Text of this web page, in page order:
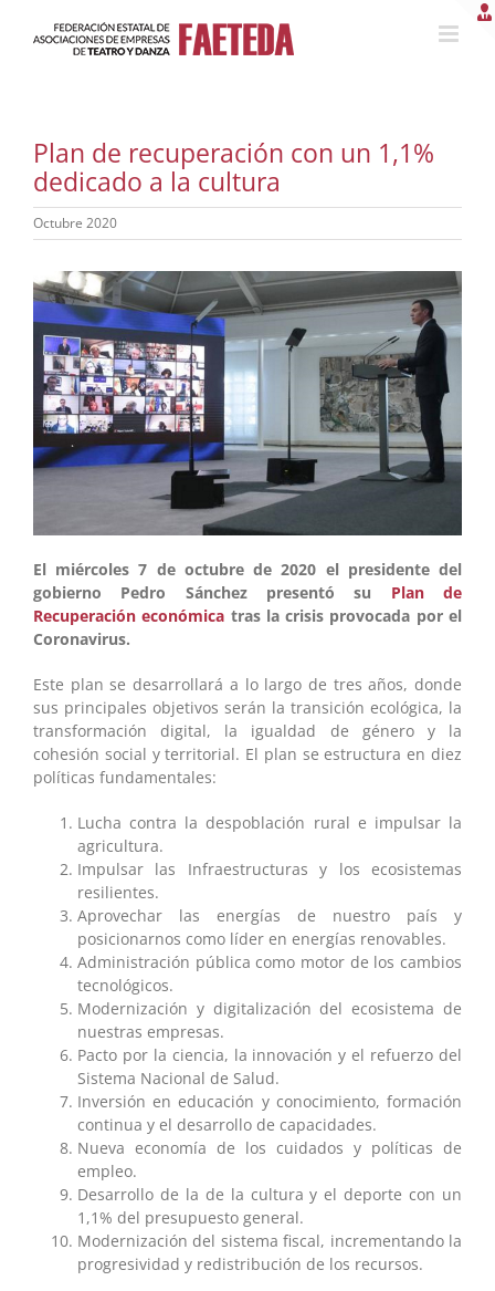
Plan de recuperación con un 1,1%
dedicado a la cultura
Octubre 2020
El miércoles 7 de octubre de 2020 el presidente del
gobierno Pedro Sánchez presentó su Plan de
Recuperación económica tras la crisis provocada por el
Coronavirus.
Este plan se desarrollará a lo largo de tres años, donde
sus principales objetivos serán la transición ecológica, la
transformación digital, la igualdad de género y la
cohesión social y territorial. El plan se estructura en diez
políticas fundamentales:
Lucha contra la despoblación rural e impulsar la
agricultura.
Impulsar las Infraestructuras y los ecosistemas
resilientes.
Aprovechar las energías de nuestro país y
posicionarnos como líder en energías renovables.
Administración pública como motor de los cambios
tecnológicos.
Modernización y digitalización del ecosistema de
nuestras empresas.
Pacto por la ciencia, la innovación y el refuerzo del
Sistema Nacional de Salud.
Inversión en educación y conocimiento, formación
continua y el desarrollo de capacidades.
Nueva economía de los cuidados y políticas de
empleo.
Desarrollo de la de la cultura y el deporte con un
1,1% del presupuesto general.
Modernización del sistema fiscal, incrementando la
progresividad y redistribución de los recursos.